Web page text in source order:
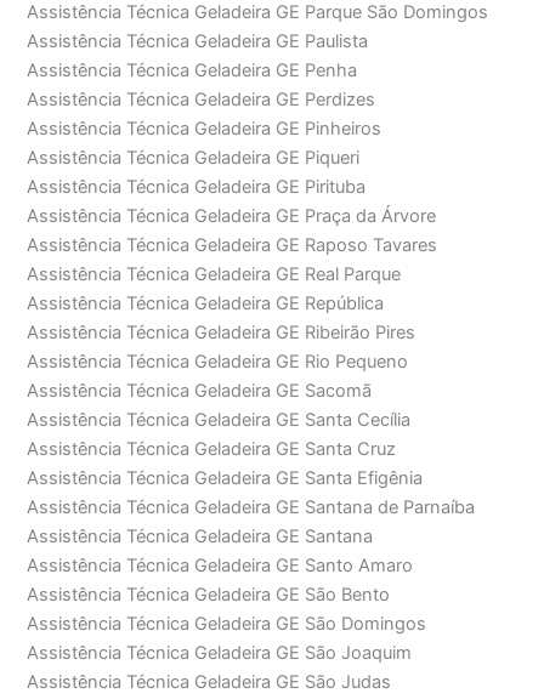
Assistência Técnica Geladeira GE Parque São Domingos
Assistência Técnica Geladeira GE Paulista
Assistência Técnica Geladeira GE Penha
Assistência Técnica Geladeira GE Perdizes
Assistência Técnica Geladeira GE Pinheiros
Assistência Técnica Geladeira GE Piqueri
Assistência Técnica Geladeira GE Pirituba
Assistência Técnica Geladeira GE Praça da Árvore
Assistência Técnica Geladeira GE Raposo Tavares
Assistência Técnica Geladeira GE Real Parque
Assistência Técnica Geladeira GE República
Assistência Técnica Geladeira GE Ribeirão Pires
Assistência Técnica Geladeira GE Rio Pequeno
Assistência Técnica Geladeira GE Sacomã
Assistência Técnica Geladeira GE Santa Cecília
Assistência Técnica Geladeira GE Santa Cruz
Assistência Técnica Geladeira GE Santa Efigênia
Assistência Técnica Geladeira GE Santana de Parnaíba
Assistência Técnica Geladeira GE Santana
Assistência Técnica Geladeira GE Santo Amaro
Assistência Técnica Geladeira GE São Bento
Assistência Técnica Geladeira GE São Domingos
Assistência Técnica Geladeira GE São Joaquim
Assistência Técnica Geladeira GE São Judas